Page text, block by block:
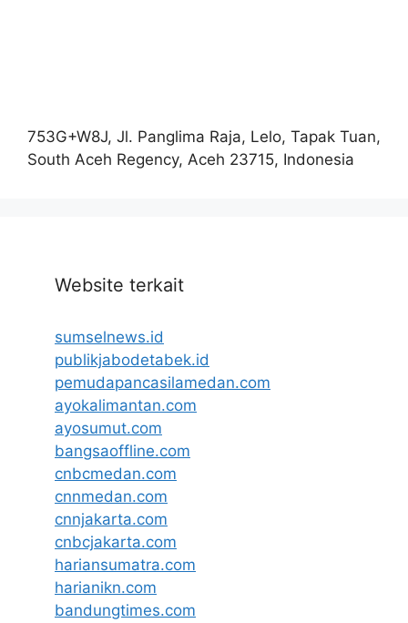
753G+W8J, Jl. Panglima Raja, Lelo, Tapak Tuan,
South Aceh Regency, Aceh 23715, Indonesia
Website terkait
sumselnews.id
publikjabodetabek.id
pemudapancasilamedan.com
ayokalimantan.com
ayosumut.com
bangsaoffline.com
cnbcmedan.com
cnnmedan.com
cnnjakarta.com
cnbcjakarta.com
hariansumatra.com
harianikn.com
bandungtimes.com